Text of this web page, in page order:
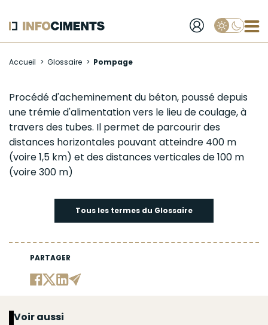
au
principal
Accueil Glossaire Pompage
Pompage
PARTAGER
Procédé d'acheminement du béton, poussé depuis
une trémie d'alimentation vers le lieu de coulage, à
travers des tubes. Il permet de parcourir des
distances horizontales pouvant atteindre 400 m
(voire 1,5 km) et des distances verticales de 100 m
(voire 300 m)
Tous les termes du Glossaire
Voir aussi